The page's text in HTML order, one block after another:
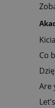
Co
Are